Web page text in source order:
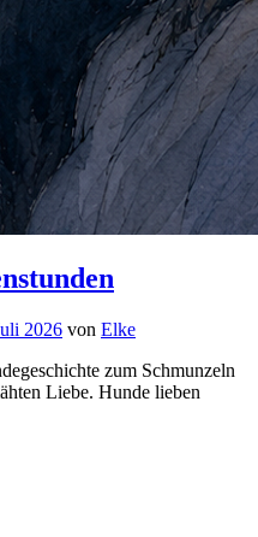
2026 von Elke
zum Schmunzeln
Liebe. Hunde lieben